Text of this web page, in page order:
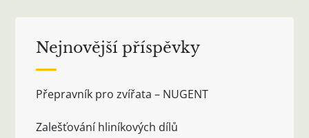
Nejnovější příspěvky
Přepravník pro zvířata – NUGENT
Zalešťování hliníkových dílů